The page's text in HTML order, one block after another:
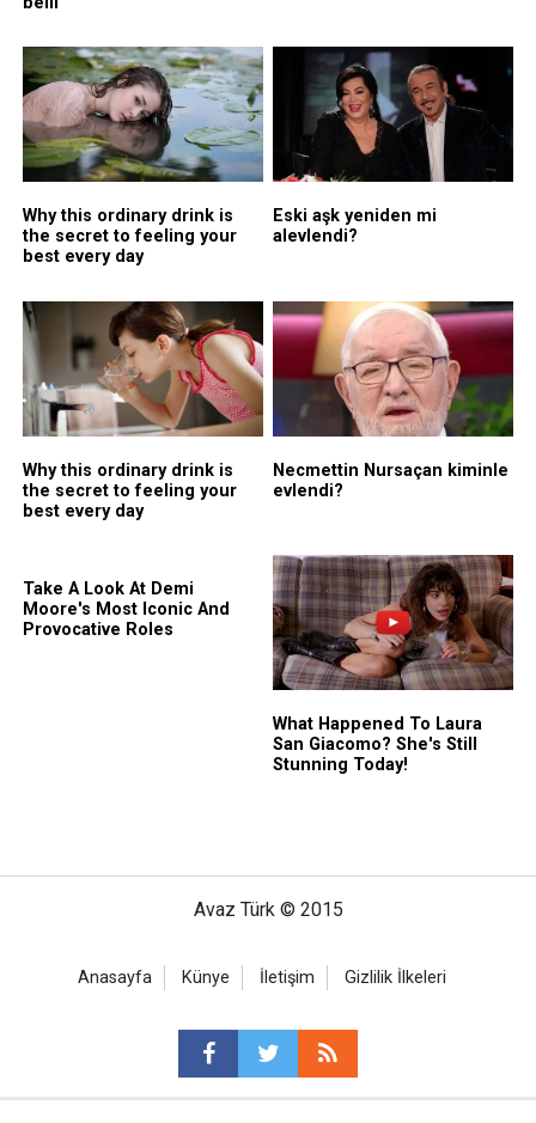
Avaz Türk © 2015
Anasayfa Künye İletişim Gizlilik İlkeleri